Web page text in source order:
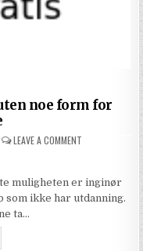
noe form for
LEAVE A COMMENTON GRATIS
muligheten er inginør
som ikke har utdanning.
ta…
STUDIE POENG FOR DE UTEN NOE